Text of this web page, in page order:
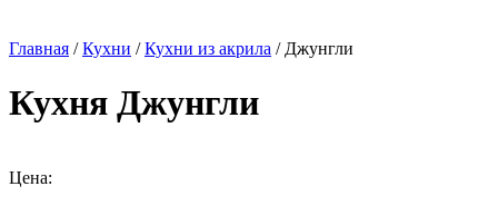
Главная /Кухни /Кухни из акрила / Джунгли
Кухня Джунгли
Цена: